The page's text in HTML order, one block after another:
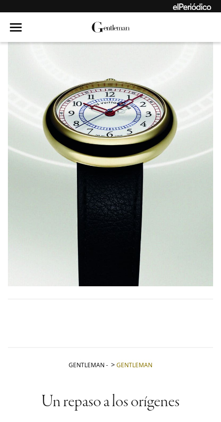
GENTLEMAN - GENTLEMAN
Un repaso a los orígenes